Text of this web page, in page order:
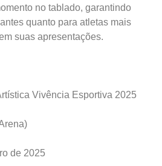
no tablado, garantindo
quanto para atletas mais
suas apresentações.
Vivência Esportiva 2025
de 2025